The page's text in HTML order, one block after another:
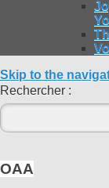
Skip to the
Rechercher :
OAA